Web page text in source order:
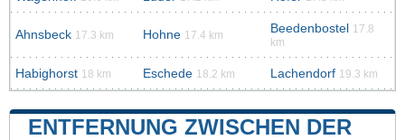
Ahnsbeck 17.3 km Hohne 17.4 km Beedenbostel 17.8
km
Habighorst 18 km Eschede 18.2 km Lachendorf 19.3 km
ENTFERNUNG ZWISCHEN DER